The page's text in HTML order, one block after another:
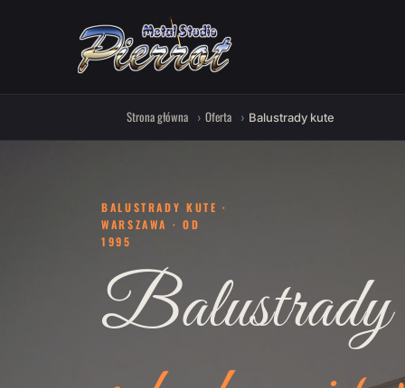
Strona główna Oferta Balustrady kute
BALUSTRADY KUTE ·
WARSZAWA · OD
1995
Balustrady